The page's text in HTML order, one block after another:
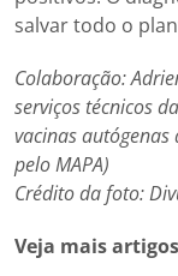
salvar todo o
Colaboração:
serviços técnicos
vacinas autógenas
pelo MAPA)
Crédito da foto:
Veja mais